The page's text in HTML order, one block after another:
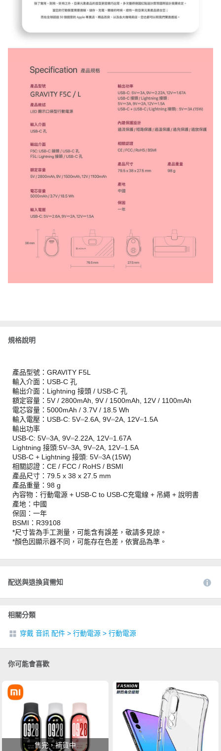
規格說明
產品型號：GRAVITY F5L
輸入介面：USB-C 孔
輸出介面：Lightning 接頭 / USB-C 孔
額定容量：5V / 2800mAh, 9V / 1500mAh, 12V / 1100mAh
電芯容量：5000mAh / 3.7V / 18.5 Wh
輸入電壓：USB-C: 5V⎓2.6A, 9V⎓2A, 12V⎓1.5A
輸出功率
USB-C: 5V⎓3A, 9V⎓2.22A, 12V⎓1.67A
Lightning 接頭:5V⎓3A, 9V⎓2A, 12V⎓1.5A
USB-C + Lightning 接頭: 5V⎓3A (15W)
相關認證：CE / FCC / RoHS / BSMI
產品尺寸：79.5 x 38 x 27.5 mm
產品重量：98 g
內容物：行動電源 + USB-C to USB-C充電線 + 吊繩 + 說明書
產地：中國
保固：一年
BSMI：R39108
*尺寸皆為手工測量，可能含有誤差，敬請多見諒。
*顏色因顯示器不同，可能存在色差，依實品為準。
配送與退換貨需知
相關分類
穿戴 音訊 配件 > 行動電源 > 行動電源
你可能會喜歡
售完，補貨中